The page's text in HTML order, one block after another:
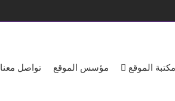
مكتبة الموقع مؤسس الموقع تواصل معنا